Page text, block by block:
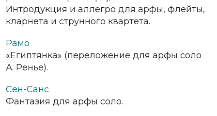
Интродукция и аллегро для арфы, флейты,
кларнета и струнного квартета.
Рамо
«Египтянка» (переложение для арфы соло
А. Ренье).
Сен-Санс
Фантазия для арфы соло.